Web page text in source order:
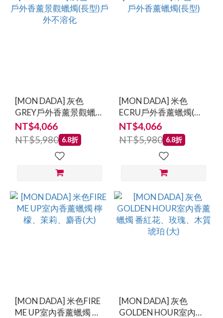
[MON DADA] 灰色
GREY戶外香薰景觀蠟燭
(長型)戶外不溶化
NT$4,066
NT$5,980 6.8折
[MON DADA] 米色
ECRU戶外香薰蠟燭(長
型)
NT$4,066
NT$5,980 6.8折
[MON DADA] 米色FIRE
ME UP室內香薰蠟燭 檸
[MON DADA] 灰色
GOLDEN HOUR室內香